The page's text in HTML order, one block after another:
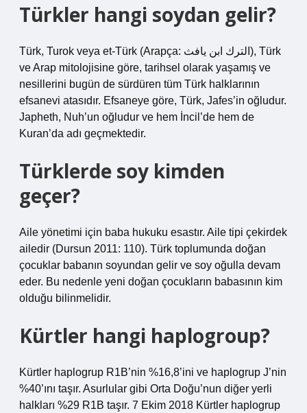
Türkler hangi soydan gelir?
Türk, Turok veya et-Türk (Arapça: الترك ابن يافث), Türk
ve Arap mitolojisine göre, tarihsel olarak yaşamış ve
nesillerini bugün de sürdüren tüm Türk halklarının
efsanevi atasıdır. Efsaneye göre, Türk, Jafes’in oğludur.
Japheth, Nuh’un oğludur ve hem İncil’de hem de
Kuran’da adı geçmektedir.
Türklerde soy kimden
geçer?
Aile yönetimi için baba hukuku esastır. Aile tipi çekirdek
ailedir (Dursun 2011: 110). Türk toplumunda doğan
çocuklar babanın soyundan gelir ve soy oğulla devam
eder. Bu nedenle yeni doğan çocukların babasının kim
olduğu bilinmelidir.
Kürtler hangi haplogroup?
Kürtler haplogrup R1B’nin %16,8’ini ve haplogrup J’nin
%40’ını taşır. Asurlular gibi Orta Doğu’nun diğer yerli
halkları %29 R1B taşır. 7 Ekim 2018 Kürtler haplogrup